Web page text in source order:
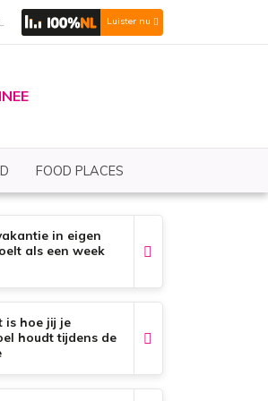
Luister nu
FOOD PLACES
in eigen
als een week
is hoe jij je
houdt tijdens de